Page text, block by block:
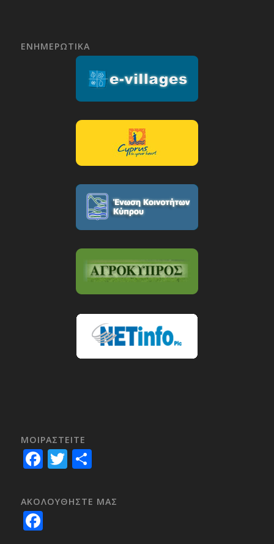
ΕΝΗΜΕΡΩΤΙΚΑ
ΜΟΙΡΑΣTEITE
Facebook
Twitter
Share
ΑΚΟΛΟΥΘΗΣΤΕ ΜΑΣ
Facebook